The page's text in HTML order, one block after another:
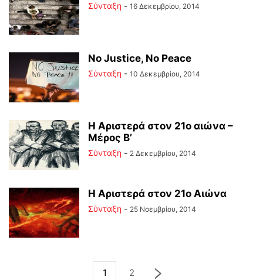
Σύνταξη - 16 Δεκεμβρίου, 2014
No Justice, No Peace
Σύνταξη - 10 Δεκεμβρίου, 2014
Η Αριστερά στον 21ο αιώνα –
Μέρος Β’
Σύνταξη - 2 Δεκεμβρίου, 2014
Η Αριστερά στον 21ο Αιώνα
Σύνταξη - 25 Νοεμβρίου, 2014
1 2